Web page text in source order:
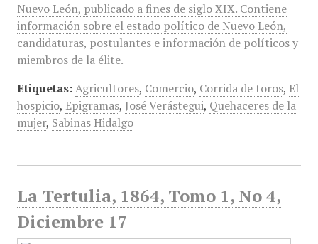
Nuevo León, publicado a fines de siglo XIX. Contiene
información sobre el estado político de Nuevo León,
candidaturas, postulantes e información de políticos y
miembros de la élite.
Etiquetas: Agricultores, Comercio, Corrida de toros, El
hospicio, Epigramas, José Verástegui, Quehaceres de la
mujer, Sabinas Hidalgo
La Tertulia, 1864, Tomo 1, No 4,
Diciembre 17